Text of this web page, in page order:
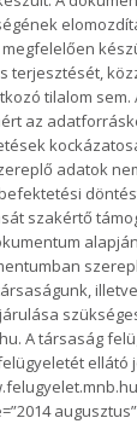
terjesztését,
tilalom
az
adatok
szakértő
A társaság
ellátó